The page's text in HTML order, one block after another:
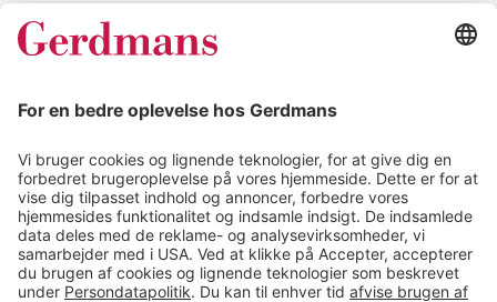
Kundereferencer
Tips & guides
Kontakt
salg@gerdmans.dk
49 18 07 07